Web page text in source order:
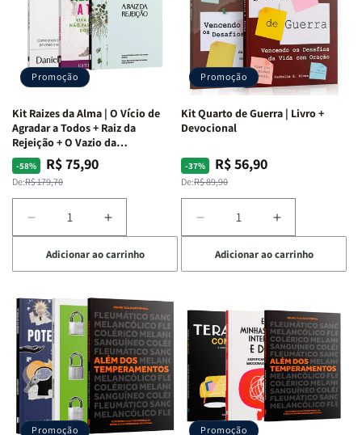
Promoção
Kit Raizes da Alma | O Vício de
Agradar a Todos + Raiz da
Rejeição + O Vazio da
Insatisfação.
-58%
Preço
normal
De:R$ 179,70
Preço
promocional
R$ 75,90
Diminuir
a
quantidade
de
Raizes
da
Alma
|
O
Vício
Agradar
Aumentar
a
quantidade
de
Raizes
da
Alma
|
O
Vício
de
Agradar
Adicionar ao carrinho
Promoção
Kit Quarto de Guerra | Livro +
Devocional
-37%
Preço
normal
De:R$ 89,90
Preço
promocional
R$ 56,90
Diminuir
a
quantidade
de
Quarto
de
Guerra
Livro
+
Devocional
Aumentar
a
quantidade
de
Quarto
de
Guerra
|
Livro
+
Devocional
Adicionar ao carrinho
Promoção Promoção